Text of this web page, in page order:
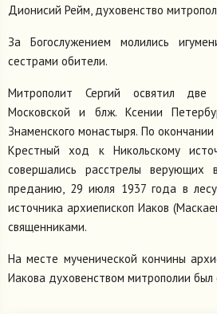
Дионисий Рейм, духовенство
За Богослужением молились
сестрами обители.
Митрополит Сергий освятил
Московской и блж. Ксении
Знаменского монастыря. По окончании
Крестный ход к Никольскому
совершались расстрелы верующих
преданию, 29 июля 1937 года в
источника архиепископ Иаков
священниками.
На месте мученической кончины
Иакова духовенством митрополии